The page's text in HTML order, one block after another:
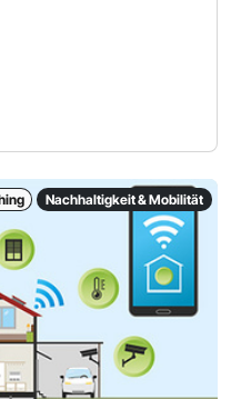
Nachhaltigkeit & Mobilität